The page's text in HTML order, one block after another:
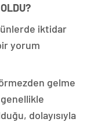
iktidar
yorum
gelme
dolayısıyla